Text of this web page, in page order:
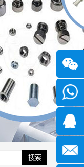
搜索
微信